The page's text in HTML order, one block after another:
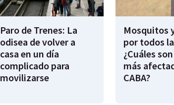
Paro de Trenes: La
odisea de volver a
casa en un día
complicado para
movilizarse
Mosquitos
por todos
¿Cuáles
más
CABA?